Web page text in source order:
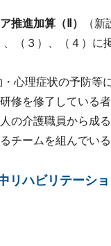
推進加算（Ⅱ）
（新
、（３）、（４）に
・心理症状の予防等
修を修了している
の介護職員から成
チームを組んでいる
リハビリテーシ